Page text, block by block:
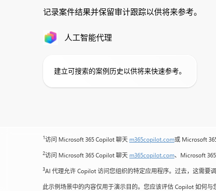
记录案件结果并保留审计跟踪以供将来参考。
人工智能代理
建立可搜索的案例历史以供将来快速参考。
1访问 Microsoft 365 Copilot 聊天 m365copilot.com或 Microsoft
2访问 Microsoft 365 Copilot 聊天 m365copilot.com、Microsoft
3AI 代理允许 Copilot 访问您组织的特定应用程序。过去，这需要
此示例场景中的内容仅用于演示目的。您应该评估 Copilot 如何与